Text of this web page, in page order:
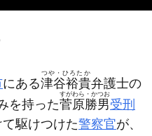
にある津谷裕貴
つや・ひろたか
弁護士の
を持った菅原勝男
すがわら・かつお
受刑
駆けつけた警察官が、